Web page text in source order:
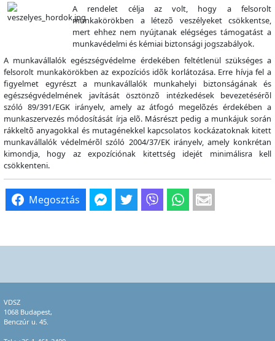
A rendelet célja az volt, hogy a felsorolt
munkakörökben a létezõ veszélyeket csökkentse,
mert ehhez nem nyújtanak elégséges támogatást a
munkavédelmi és kémiai biztonsági jogszabályok.
A munkavállalók egészségvédelme érdekében feltétlenül szükséges a
felsorolt munkakörökben az expozíciós idõk korlátozása. Erre hívja fel a
figyelmet egyrészt a munkavállalók munkahelyi biztonságának és
egészségvédelmének javítását ösztönzõ intézkedések bevezetésérõl
szóló 89/391/EGK irányelv, amely az átfogó megelõzés érdekében a
munkaszervezés módosítását írja elõ. Másrészt pedig a munkájuk során
rákkeltõ anyagokkal és mutagénekkel kapcsolatos kockázatoknak kitett
munkavállalók védelmérõl szóló 2004/37/EK irányelv, amely konkrétan
kimondja, hogy az expozíciónak kitettség idejét minimálisra kell
csökkenteni.
Megosztás
VDSZ
1068 Budapest,
Benczúr u. 45.